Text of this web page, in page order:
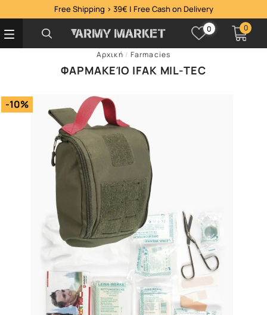
Free Shipping > 39€ | Free Cash on Delivery
0 0
Αρχική / Farmacies
ΦΑΡΜΑΚΕΊΟ IFAK MIL-TEC
-10%